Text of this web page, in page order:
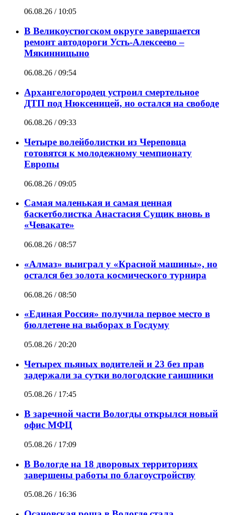
06.08.26 / 10:05
В Великоустюгском округе завершается
ремонт автодороги Усть-Алексеево –
Мякинницыно
06.08.26 / 09:54
Архангелогородец устроил смертельное
ДТП под Нюксеницей, но остался на свободе
06.08.26 / 09:33
Четыре волейболистки из Череповца
готовятся к молодежному чемпионату
Европы
06.08.26 / 09:05
Самая маленькая и самая ценная
баскетболистка Анастасия Сущик вновь в
«Чевакате»
06.08.26 / 08:57
«Алмаз» выиграл у «Красной машины», но
остался без золота космического турнира
06.08.26 / 08:50
«Единая Россия» получила первое место в
бюллетене на выборах в Госдуму
05.08.26 / 20:20
Четырех пьяных водителей и 23 без прав
задержали за сутки вологодские гаишники
05.08.26 / 17:45
В заречной части Вологды открылся новый
офис МФЦ
05.08.26 / 17:09
В Вологде на 18 дворовых территориях
завершены работы по благоустройству
05.08.26 / 16:36